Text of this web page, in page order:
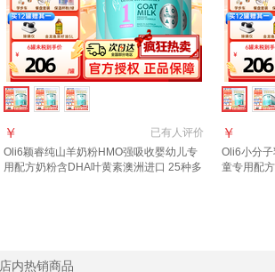
已有人评价
￥
Oli6颖睿纯山羊奶粉HMO强吸收婴幼儿专
用配方奶粉含DHA叶黄素澳洲进口 25种多
￥
Oli6小分
童专用配
店内热销商品